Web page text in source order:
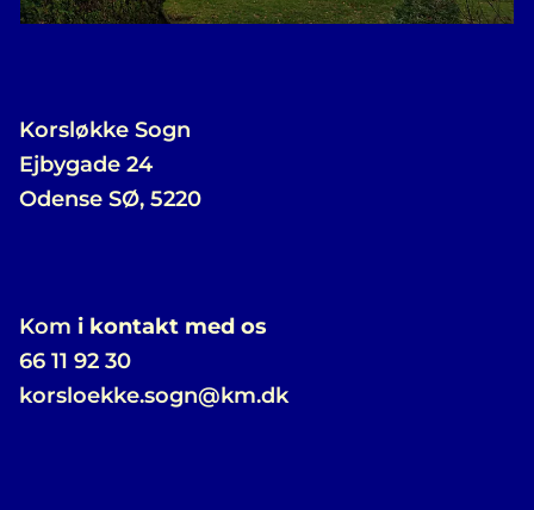
Korsløkke Sogn
Ejbygade 24
Odense SØ, 5220
Kom i kontakt med os
66 11 92 30
korsloekke.sogn@km.dk